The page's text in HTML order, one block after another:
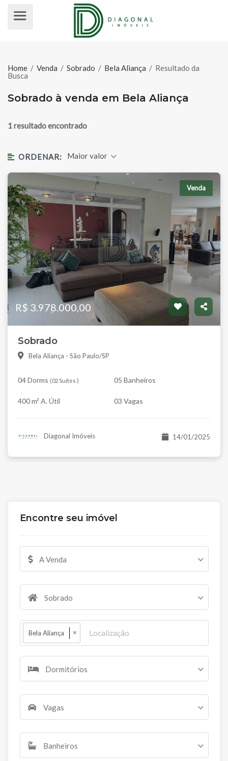
Home / Venda / Sobrado / Bela Aliança / Resultado da
Busca
Sobrado à venda em Bela Aliança
Encontre seu imóvel
A Venda
Sobrado
Bela Aliança ×
Dormitórios
Vagas
Banheiros
1 resultado encontrado
ORDENAR: Maior valor
Venda
R$ 3.978.000,00
Sobrado
Bela Aliança - São Paulo/SP
04 Dorms (02 Suítes ) 05 Banheiros
400 m² A. Útil 03 Vagas
Diagonal Imóveis 14/01/2025